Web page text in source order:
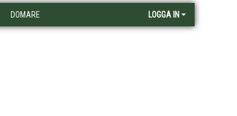
DOMARE LOGGA IN